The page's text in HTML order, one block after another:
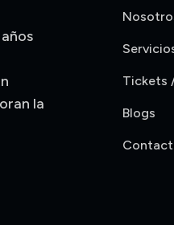
la
Tickets
Blogs